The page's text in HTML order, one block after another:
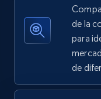
2.5K+
eBay - Gather
de la
para
de